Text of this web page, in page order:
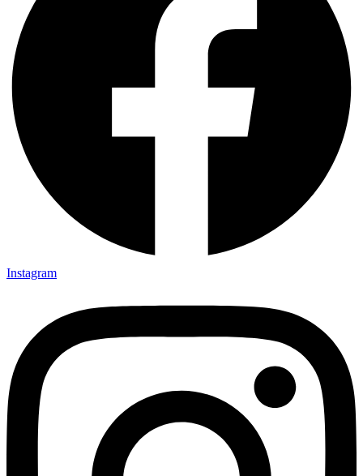
Instagram